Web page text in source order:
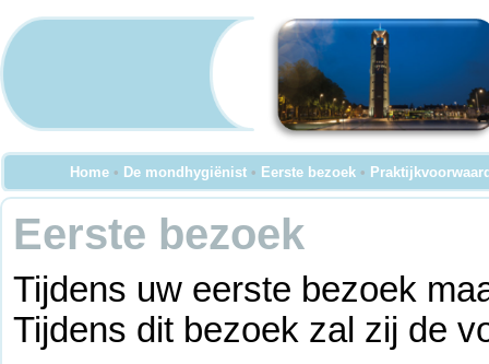
Home • De mondhygiënist • Eerste bezoek •
Eerste bezoek
Tijdens uw eerste bezoek
Tijdens dit bezoek zal zij de